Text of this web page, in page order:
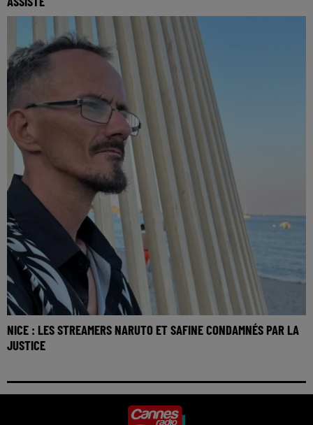
NICE : LES STREAMERS NARUTO ET SAFINE CONDAMNÉS PAR LA
JUSTICE